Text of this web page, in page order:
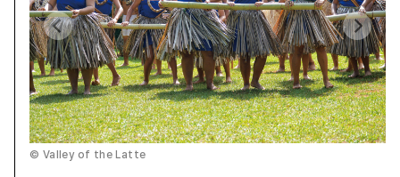
© Valley of the Latte